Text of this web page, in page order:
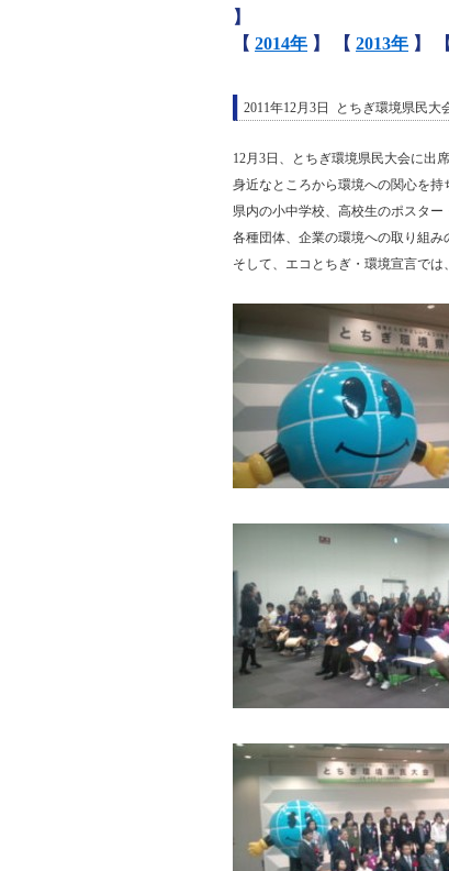
】
【 2014年 】 【 2013年 】 【
2011年12月3日 とちぎ環境県民大
12月3日、とちぎ環境県民大会に出席
身近なところから環境への関心を持
県内の小中学校、高校生のポスター
各種団体、企業の環境への取り組み
そして、エコとちぎ・環境宣言では